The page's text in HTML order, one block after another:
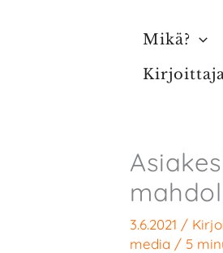
Mikä?
3.6.2021 /
media / 5